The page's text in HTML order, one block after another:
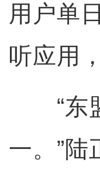
用户单
听应用
“东盟
一。”